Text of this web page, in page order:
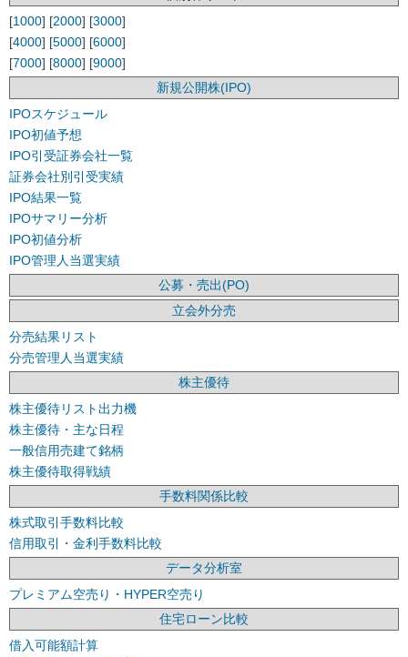
[1000] [2000] [3000]
[4000] [5000] [6000]
[7000] [8000] [9000]
新規公開株(IPO)
IPOスケジュール
IPO初値予想
IPO引受証券会社一覧
証券会社別引受実績
IPO結果一覧
IPOサマリー分析
IPO初値分析
IPO管理人当選実績
公募・売出(PO)
立会外分売
分売結果リスト
分売管理人当選実績
株主優待
株主優待リスト出力機
株主優待・主な日程
一般信用売建て銘柄
株主優待取得戦績
手数料関係比較
株式取引手数料比較
信用取引・金利手数料比較
データ分析室
プレミアム空売り・HYPER空売り
住宅ローン比較
借入可能額計算